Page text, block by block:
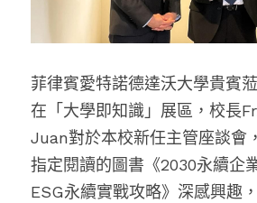
菲律賓愛特諾德達沃大學貴賓
在「大學即知識」展區，校長
Juan對於本校新任主管座談會
指定閱讀的圖書 《2030永續企
ESG永續實戰攻略》 深感興趣